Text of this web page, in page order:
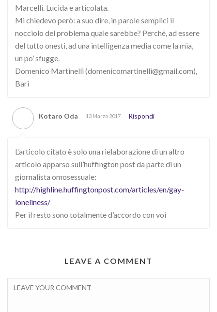
Marcelli. Lucida e articolata.
Mi chiedevo però: a suo dire, in parole semplici il
nocciolo del problema quale sarebbe? Perché, ad essere
del tutto onesti, ad una intelligenza media come la mia,
un po’ sfugge.
Domenico Martinelli (domenicomartinelli@gmail.com),
Bari
Kotaro Oda 13 Marzo 2017 Rispondi
L’articolo citato è solo una rielaborazione di un altro
articolo apparso sull’huffington post da parte di un
giornalista omosessuale:
http://highline.huffingtonpost.com/articles/en/gay-
loneliness/
Per il resto sono totalmente d’accordo con voi
LEAVE A COMMENT